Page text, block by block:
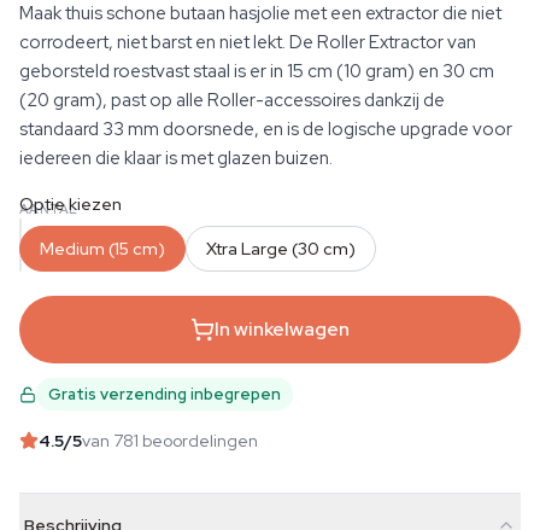
Maak thuis schone butaan hasjolie met een extractor die niet
corrodeert, niet barst en niet lekt. De Roller Extractor van
geborsteld roestvast staal is er in 15 cm (10 gram) en 30 cm
(20 gram), past op alle Roller-accessoires dankzij de
standaard 33 mm doorsnede, en is de logische upgrade voor
iedereen die klaar is met glazen buizen.
AANTAL
Optie kiezen
Medium (15 cm) Xtra Large (30 cm)
In winkelwagen
Gratis verzending inbegrepen
4.5/5van 781 beoordelingen
Beschrijving